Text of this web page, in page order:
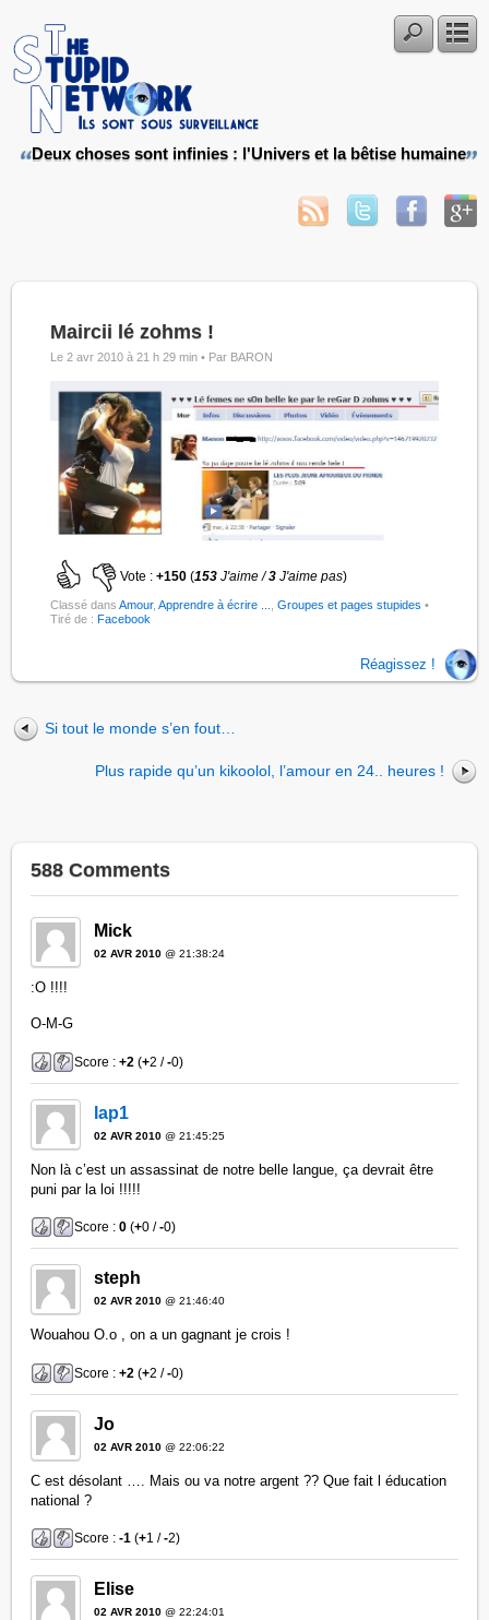
Deux choses sont infinies : l'Univers et la bêtise humaine
Maircii lé zohms !
Le 2 avr 2010 à 21 h 29 min • Par BARON
Vote :+150 (153J'aime /3 J'aime pas)
Classé dansAmour,Apprendre à écrire ... ,Groupes et pages stupides •
Tiré de :Facebook
Réagissez !
Si tout le monde s’en fout…
Plus rapide qu’un kikoolol, l’amour en 24.. heures !
588 Comments
Mick
02 AVR 2010 @ 21:38:24
:O !!!!
O-M-G
Score :+2 (+2 /-0)
lap1
02 AVR 2010 @ 21:45:25
Non là c’est un assassinat de notre belle langue, ça devrait être
puni par la loi !!!!!
Score :0 (+0 /-0)
steph
02 AVR 2010 @ 21:46:40
Wouahou O.o , on a un gagnant je crois !
Score :+2 (+2 /-0)
Jo
02 AVR 2010 @ 22:06:22
C est désolant …. Mais ou va notre argent ?? Que fait l éducation
national ?
Score :-1 (+1 /-2)
Elise
02 AVR 2010 @ 22:24:01